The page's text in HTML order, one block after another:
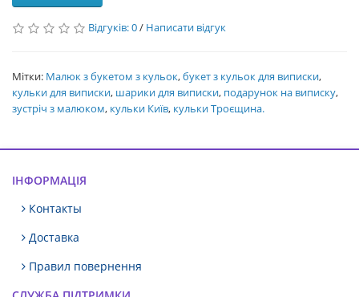
Відгуків: 0/ Написати відгук
Мітки: Малюк з букетом з кульок,букет з кульок для виписки,
кульки для виписки, шарики для виписки, подарунок на виписку,
зустріч з малюком, кульки Київ, кульки Троєщина.
ІНФОРМАЦІЯ
Контакты
Доставка
Правил повернення